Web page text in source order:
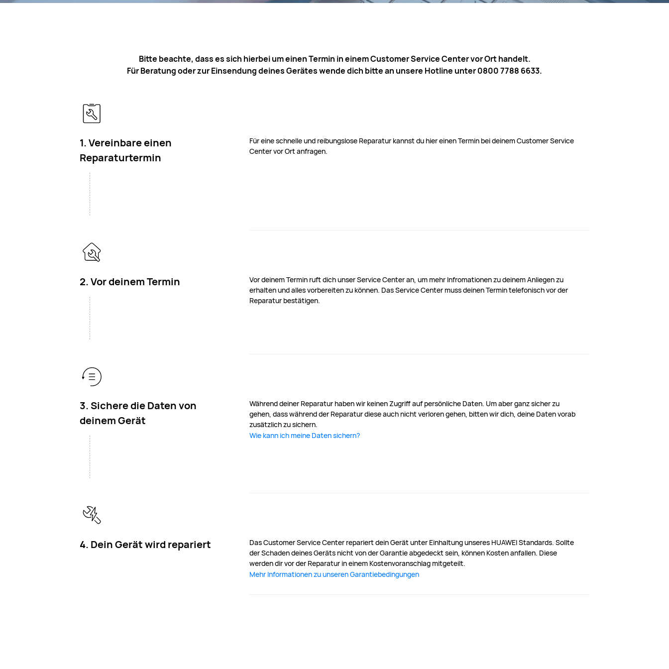
Bitte beachte, dass es sich hierbei um einen Termin in einem Customer Service Center vor Ort handelt.
Für Beratung oder zur Einsendung deines Gerätes wende dich bitte an unsere Hotline unter 0800 7788 6633.
1. Vereinbare einen
Reparaturtermin
Für eine schnelle und reibungslose Reparatur kannst du hier einen Termin bei deinem Customer Service
Center vor Ort anfragen.
2. Vor deinem Termin
Vor deinem Termin ruft dich unser Service Center an, um mehr Infromationen zu deinem Anliegen zu
erhalten und alles vorbereiten zu können. Das Service Center muss deinen Termin telefonisch vor der
Reparatur bestätigen.
3. Sichere die Daten von
deinem Gerät
Während deiner Reparatur haben wir keinen Zugriff auf persönliche Daten. Um aber ganz sicher zu
gehen, dass während der Reparatur diese auch nicht verloren gehen, bitten wir dich, deine Daten vorab
zusätzlich zu sichern.
Wie kann ich meine Daten sichern?
4. Dein Gerät wird repariert
Das Customer Service Center repariert dein Gerät unter Einhaltung unseres HUAWEI Standards. Sollte
der Schaden deines Geräts nicht von der Garantie abgedeckt sein, können Kosten anfallen. Diese
werden dir vor der Reparatur in einem Kostenvoranschlag mitgeteilt.
Mehr Informationen zu unseren Garantiebedingungen